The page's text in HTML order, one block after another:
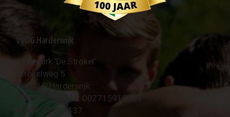
VVOG Harderwijk
Sportpark 'De Strokel'
Strokelweg 5
3847 LR Harderwijk
BTW Nummer NL 002715910B01
KvK Nr 40094437